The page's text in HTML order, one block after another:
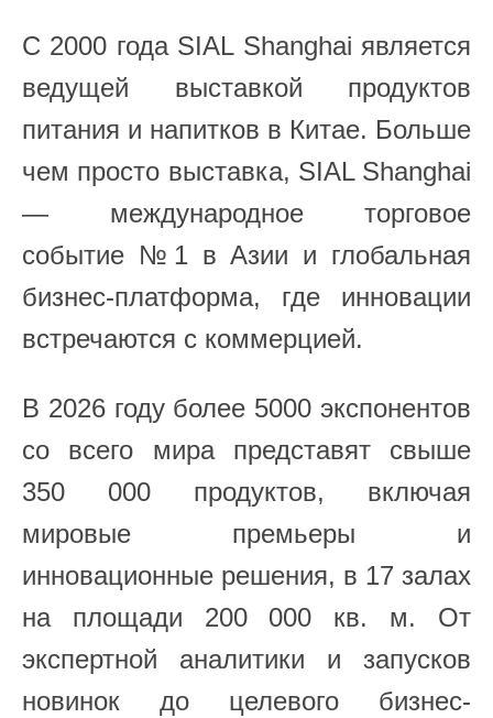
С 2000 года SIAL Shanghai является
ведущей выставкой продуктов
питания и напитков в Китае. Больше
чем просто выставка, SIAL Shanghai
— международное торговое
событие №1 в Азии и глобальная
бизнес-платформа, где инновации
встречаются с коммерцией.
В 2026 году более 5000 экспонентов
со всего мира представят свыше
350 000 продуктов, включая
мировые премьеры и
инновационные решения, в 17 залах
на площади 200 000 кв. м. От
экспертной аналитики и запусков
новинок до целевого бизнес-